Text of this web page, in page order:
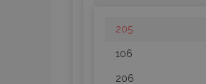
205
106
206